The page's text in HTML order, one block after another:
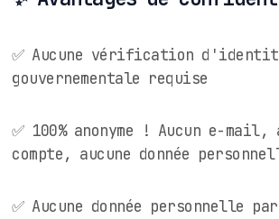
✅ Aucune vérification
gouvernementale requise
✅ 100% anonyme ! Aucun e-mail,
compte, aucune donnée
✅ Aucune donnée personnelle